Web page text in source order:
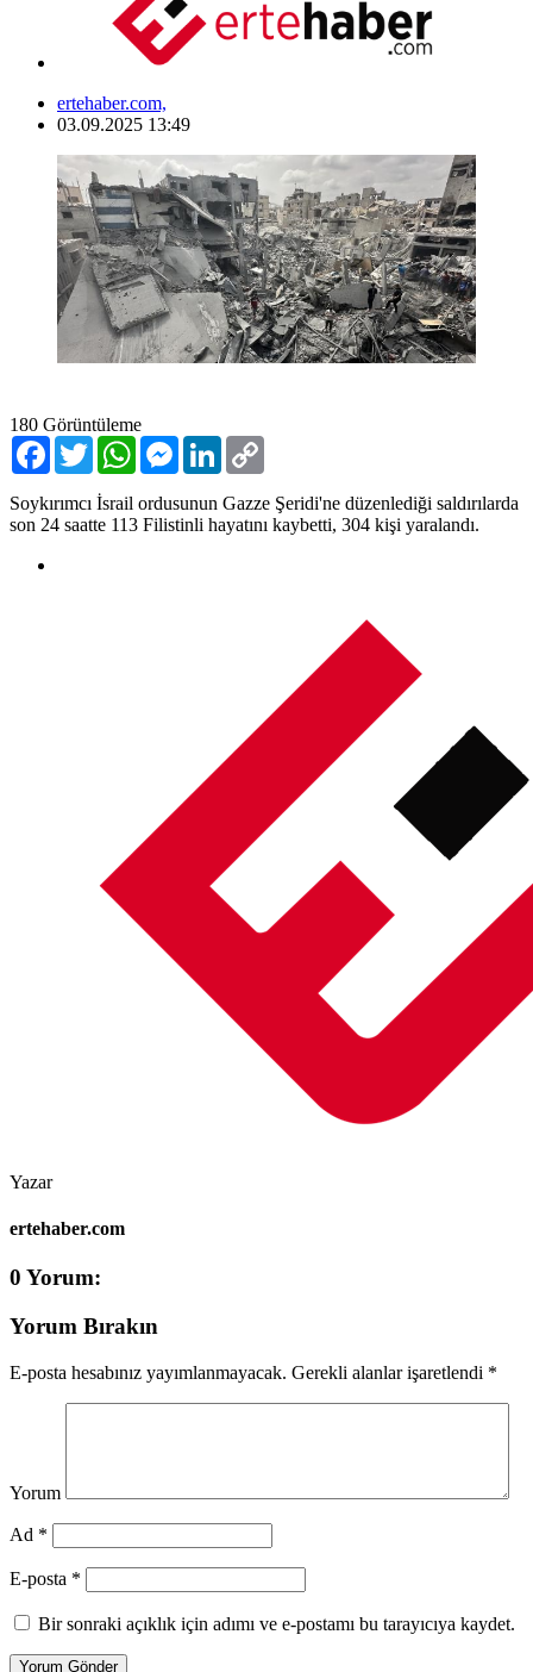
ertehaber.com,
03.09.2025 13:49
180 Görüntüleme
Facebook
TwitterWhatsAppMessenger
LinkedIn
Soykırımcı İsrail ordusunun Gazze Şeridi'ne düzenlediği saldırılarda
son 24 saatte 113 Filistinli hayatını kaybetti, 304 kişi yaralandı.
Yazar
ertehaber.com
0 Yorum:
Yorum Bırakın
E-posta hesabınız yayımlanmayacak. Gerekli alanlar işaretlendi *
Yorum
Ad *
E-posta *
Bir sonraki açıklık için adımı ve e-postamı bu tarayıcıya kaydet.